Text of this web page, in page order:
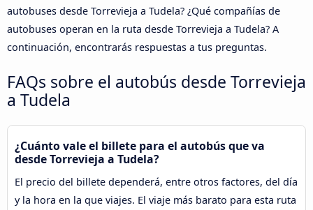
autobuses desde Torrevieja a Tudela? ¿Qué compañías de
autobuses operan en la ruta desde Torrevieja a Tudela? A
continuación, encontrarás respuestas a tus preguntas.
FAQs sobre el autobús desde Torrevieja
a Tudela
¿Cuánto vale el billete para el autobús que va
desde Torrevieja a Tudela?
El precio del billete dependerá, entre otros factores, del día
y la hora en la que viajes. El viaje más barato para esta ruta